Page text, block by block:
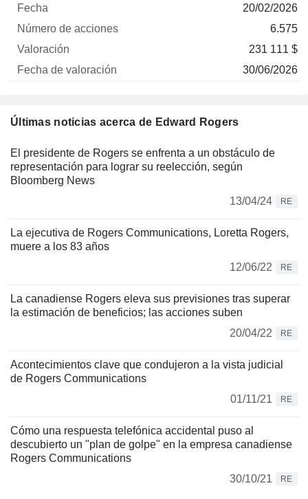
20/02/2026
6.575
231 111 $
30/06/2026
Últimas noticias acerca de Edward Rogers
El presidente de Rogers se enfrenta a un obstáculo de
representación para lograr su reelección, según
Bloomberg News
13/04/24
RE
La ejecutiva de Rogers Communications, Loretta Rogers,
muere a los 83 años
12/06/22
RE
La canadiense Rogers eleva sus previsiones tras superar
la estimación de beneficios; las acciones suben
20/04/22
RE
Acontecimientos clave que condujeron a la vista judicial
de Rogers Communications
01/11/21
RE
Cómo una respuesta telefónica accidental puso al
descubierto un "plan de golpe" en la empresa canadiense
Rogers Communications
30/10/21
RE